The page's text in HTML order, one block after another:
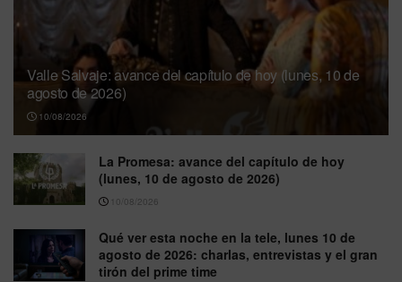
Valle Salvaje: avance del capítulo de hoy (lunes, 10 de
agosto de 2026)
10/08/2026
La Promesa: avance del capítulo de hoy
(lunes, 10 de agosto de 2026)
10/08/2026
Qué ver esta noche en la tele, lunes 10 de
agosto de 2026: charlas, entrevistas y el gran
tirón del prime time